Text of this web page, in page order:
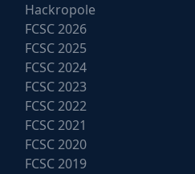
Hackropole
FCSC 2026
FCSC 2025
FCSC 2024
FCSC 2023
FCSC 2022
FCSC 2021
FCSC 2020
FCSC 2019